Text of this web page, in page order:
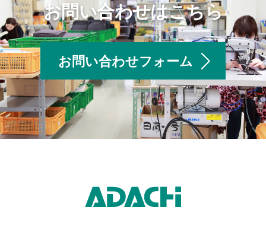
お問い合わせはこちら
お問い合わせフォーム